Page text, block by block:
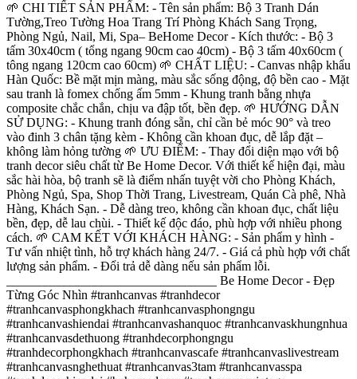
🌱 CHI TIẾT SẢN PHẨM: - Tên sản phẩm: Bộ 3 Tranh Dán
Tường,Treo Tường Hoa Trang Trí Phòng Khách Sang Trọng,
Phòng Ngủ, Nail, Mi, Spa– BeHome Decor - Kích thước: - Bộ 3
tấm 30x40cm ( tổng ngang 90cm cao 40cm) - Bộ 3 tấm 40x60cm (
tông ngang 120cm cao 60cm) 🌱 CHẤT LIỆU: - Canvas nhập khẩu
Hàn Quốc: Bề mặt mịn màng, màu sắc sống động, độ bền cao - Mặt
sau tranh là fomex chống ấm 5mm - Khung tranh bằng nhựa
composite chắc chắn, chịu va đập tốt, bền đẹp. 🌱 HƯỚNG DẪN
SỬ DỤNG: - Khung tranh đóng sẵn, chỉ cần bẻ móc 90° và treo
vào đinh 3 chân tặng kèm - Không cần khoan đục, dễ lắp đặt –
không làm hỏng tường 🌱 ƯU ĐIỂM: - Thay đổi diện mạo với bộ
tranh decor siêu chất từ Be Home Decor. Với thiết kế hiện đại, màu
sắc hài hòa, bộ tranh sẽ là điểm nhấn tuyệt vời cho Phòng Khách,
Phòng Ngủ, Spa, Shop Thời Trang, Livestream, Quán Cà phê, Nhà
Hàng, Khách Sạn. - Dễ dàng treo, không cần khoan đục, chất liệu
bền, đẹp, dễ lau chùi. - Thiết kế độc đáo, phù hợp với nhiều phong
cách. 🌱 CAM KẾT VỚI KHÁCH HÀNG: - Sản phẩm y hình -
Tư vấn nhiệt tình, hỗ trợ khách hàng 24/7. - Giá cả phù hợp với chất
lượng sản phẩm. - Đổi trả dễ dàng nếu sản phẩm lỗi.
_________________________________ Be Home Decor - Đẹp
Từng Góc Nhìn #tranhcanvas #tranhdecor
#tranhcanvasphongkhach #tranhcanvasphongngu
#tranhcanvashiendai #tranhcanvashanquoc #tranhcanvaskhungnhua
#tranhcanvasdethuong #tranhdecorphongngu
#tranhdecorphongkhach #tranhcanvascafe #tranhcanvaslivestream
#tranhcanvasnghethuat #tranhcanvas3tam #tranhcanvasspa